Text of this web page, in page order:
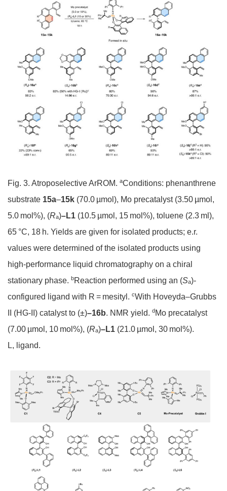
Fig. 3. Atroposelective ArROM. aConditions: phenanthrene
substrate 15a–15k (70.0 µmol), Mo precatalyst (3.50 µmol,
5.0 mol%), (Ra)–L1 (10.5 µmol, 15 mol%), toluene (2.3 ml),
65 °C, 18 h. Yields are given for isolated products; e.r.
values were determined of the isolated products using
high-performance liquid chromatography on a chiral
stationary phase. bReaction performed using an (Sa)-
configured ligand with R = mesityl. cWith Hoveyda–Grubbs
II (HG-II) catalyst to (±)–16b. NMR yield. d Mo precatalyst
(7.00 µmol, 10 mol%), (Ra)–L1 (21.0 µmol, 30 mol%).
L, ligand.